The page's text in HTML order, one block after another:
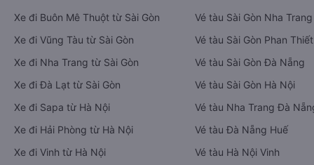
Xe đi Buôn Mê Thuột từ Sài Gòn
Xe đi Vũng Tàu từ Sài Gòn
Xe đi Nha Trang từ Sài Gòn
Xe đi Đà Lạt từ Sài Gòn
Xe đi Sapa từ Hà Nội
Xe đi Hải Phòng từ Hà Nội
Xe đi Vinh từ Hà Nội
Vé tàu Sài Gòn Nha Trang
Vé tàu Sài Gòn Phan Thiết
Vé tàu Sài Gòn Đà Nẵng
Vé tàu Sài Gòn Hà Nội
Vé tàu Nha Trang Đà
Vé tàu Đà Nẵng Huế
Vé tàu Hà Nội Vinh